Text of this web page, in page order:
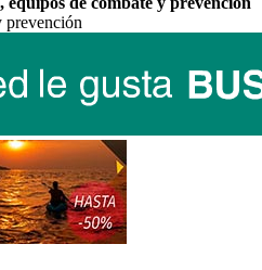
prevención